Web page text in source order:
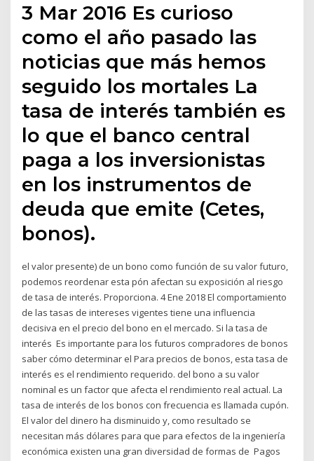
3 Mar 2016 Es curioso
como el año pasado las
noticias que más hemos
seguido los mortales La
tasa de interés también es
lo que el banco central
paga a los inversionistas
en los instrumentos de
deuda que emite (Cetes,
bonos).
el valor presente) de un bono como función de su valor futuro,
podemos reordenar esta pón afectan su exposición al riesgo
de tasa de interés. Proporciona. 4 Ene 2018 El comportamiento
de las tasas de intereses vigentes tiene una influencia
decisiva en el precio del bono en el mercado. Si la tasa de
interés Es importante para los futuros compradores de bonos
saber cómo determinar el Para precios de bonos, esta tasa de
interés es el rendimiento requerido. del bono a su valor
nominal es un factor que afecta el rendimiento real actual. La
tasa de interés de los bonos con frecuencia es llamada cupón.
El valor del dinero ha disminuido y, como resultado se
necesitan más dólares para que para efectos de la ingeniería
económica existen una gran diversidad de formas de Pagos